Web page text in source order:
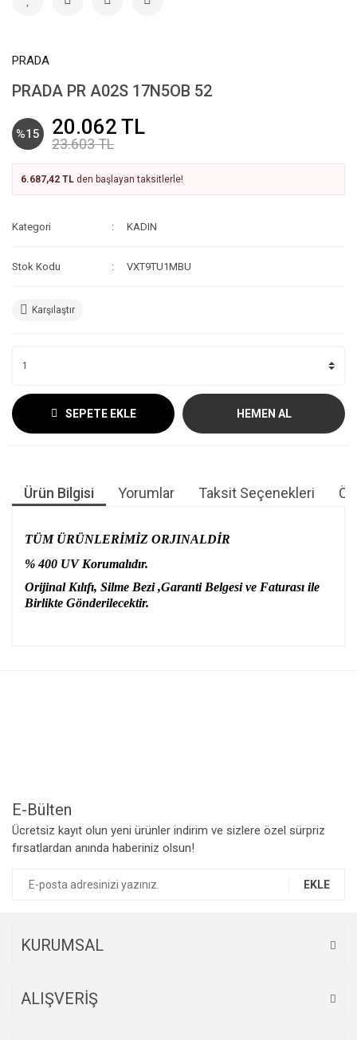
PRADA
PRADA PR A02S 17N5OB 52
%15 20.062 TL
23.603 TL
6.687,42 TL den başlayan taksitlerle!
Kategori KADIN
Stok Kodu VXT9TU1MBU
Karşılaştır
SEPETE EKLE HEMEN AL
Ürün Bilgisi Yorumlar Taksit Seçenekleri
TÜM ÜRÜNLERİMİZ ORJINALDİR
% 400 UV Korumalıdır.
Orijinal Kılıfı, Silme Bezi ,Garanti Belgesi ve Faturası ile
Birlikte Gönderilecektir.
E-Bülten
Ücretsiz kayıt olun yeni ürünler indirim ve sizlere özel sürpriz
fırsatlardan anında haberiniz olsun!
EKLE
KURUMSAL
ALIŞVERİŞ